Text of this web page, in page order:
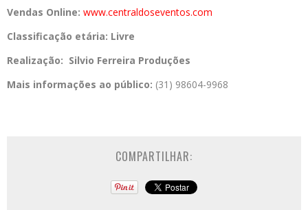
Vendas Online: www.centraldoseventos.com
Classificação etária: Livre
Realização: Silvio Ferreira Produções
Mais informações ao público: (31) 98604-9968
COMPARTILHAR: